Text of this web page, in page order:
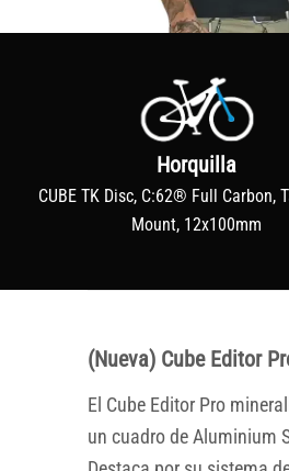
Horquilla
CUBE TK Disc, C:62® Full Carbon,
Mount, 12x100mm
(Nueva) Cube Editor
El Cube Editor Pro
un cuadro de Aluminium